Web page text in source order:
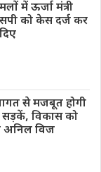
में ऊर्जा मंत्री
को केस दर्ज कर
से मजबूत होगी
सड़कें, विकास को
अनिल विज